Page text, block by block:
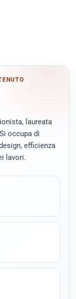
laureata
occupa di
efficienza
lavori.